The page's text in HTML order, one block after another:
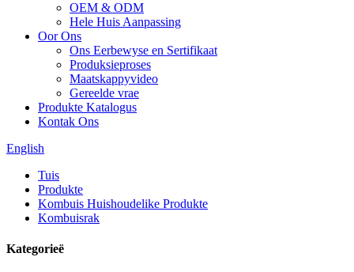
OEM & ODM
Hele Huis Aanpassing
Oor Ons
Ons Eerbewyse en Sertifikaat
Produksieproses
Maatskappyvideo
Gereelde vrae
Produkte Katalogus
Kontak Ons
English
Tuis
Produkte
Kombuis Huishoudelike Produkte
Kombuisrak
Kategorieë